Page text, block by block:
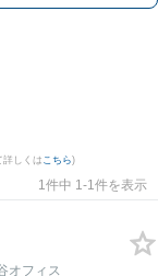
詳しくは こちら)
1件中 1-1件を表示
オフィス